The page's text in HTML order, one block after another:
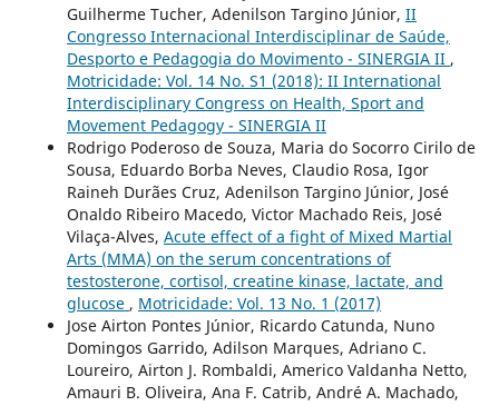
Guilherme Tucher, Adenilson Targino Júnior, II
Congresso Internacional Interdisciplinar de Saúde,
Desporto e Pedagogia do Movimento - SINERGIA II ,
Motricidade: Vol. 14 No. S1 (2018): II International
Interdisciplinary Congress on Health, Sport and
Movement Pedagogy - SINERGIA II
Rodrigo Poderoso de Souza, Maria do Socorro Cirilo de
Sousa, Eduardo Borba Neves, Claudio Rosa, Igor
Raineh Durães Cruz, Adenilson Targino Júnior, José
Onaldo Ribeiro Macedo, Victor Machado Reis, José
Vilaça-Alves, Acute effect of a fight of Mixed Martial
Arts (MMA) on the serum concentrations of
testosterone, cortisol, creatine kinase, lactate, and
glucose , Motricidade: Vol. 13 No. 1 (2017)
Jose Airton Pontes Júnior, Ricardo Catunda, Nuno
Domingos Garrido, Adilson Marques, Adriano C.
Loureiro, Airton J. Rombaldi, Americo Valdanha Netto,
Amauri B. Oliveira, Ana F. Catrib, André A. Machado,